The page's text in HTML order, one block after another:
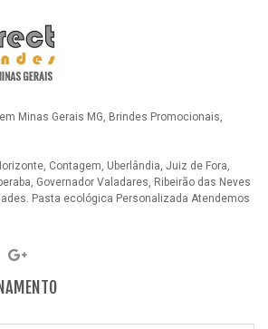
Minas Gerais MG, Brindes Promocionais,
Contagem, Uberlândia, Juiz de Fora,
Governador Valadares, Ribeirão das Neves
Pasta ecológica Personalizada Atendemos